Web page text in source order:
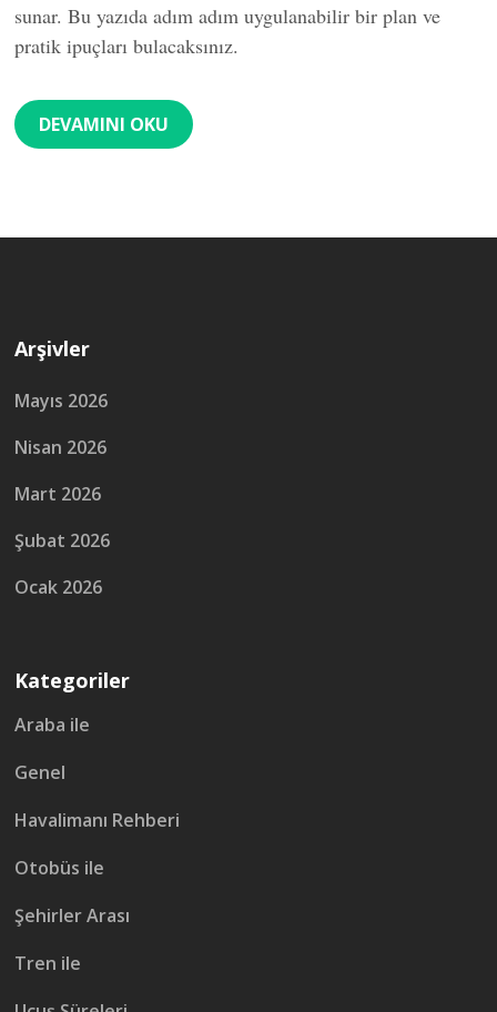
sunar. Bu yazıda adım adım uygulanabilir bir plan ve
pratik ipuçları bulacaksınız.
DEVAMINI OKU
Arşivler
Mayıs 2026
Nisan 2026
Mart 2026
Şubat 2026
Ocak 2026
Kategoriler
Araba ile
Genel
Havalimanı Rehberi
Otobüs ile
Şehirler Arası
Tren ile